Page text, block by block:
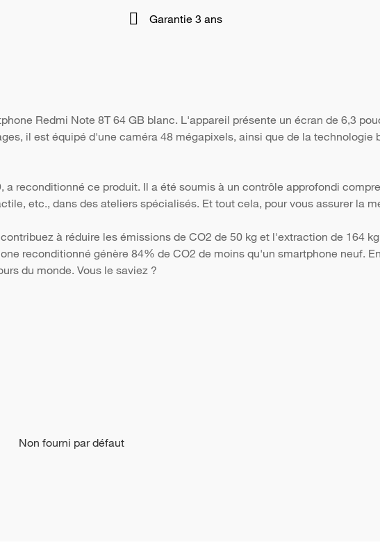
Garantie 3 ans
Redmi Note 8T 64 GB blanc. L'appareil présente un écran de 6,3
il est équipé d'une caméra 48 mégapixels, ainsi que de la technologie
reconditionné ce produit. Il a été soumis à un contrôle approfondi
etc., dans des ateliers spécialisés. Et tout cela, pour vous assurer la
à réduire les émissions de CO2 de 50 kg et l'extraction de 164
reconditionné génère 84% de CO2 de moins qu'un smartphone neuf.
du monde. Vous le saviez ?
Non fourni par défaut